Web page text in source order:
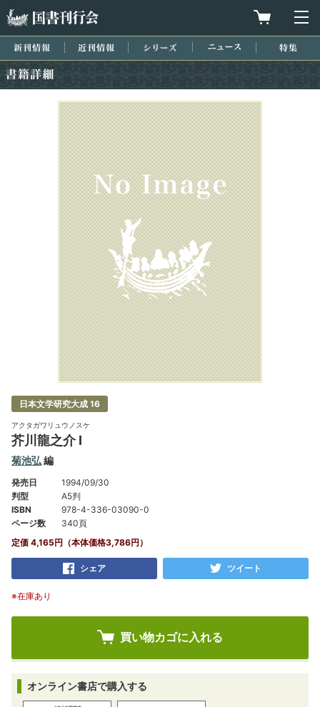
買物カゴを
新刊情報 近刊情報 シリーズ ニュース
日本文学研究大成 16
アクタガワリュウノスケ
芥川龍之介 Ⅰ
菊池弘編
発売日
1994/09/30
判型
A5判
ISBN
978-4-336-03090-0
ページ数
340頁
定価 4,165円（本体価格3,786円）
シェア ツイート
※在庫あり
オンライン書店で購入する